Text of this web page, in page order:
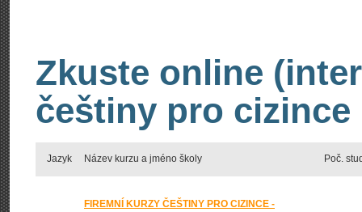
Zkuste online
češtiny pro cizince
Jazyk Název kurzu a jméno školy Poč.
FIREMNÍ KURZY ČEŠTINY PRO CIZINCE -